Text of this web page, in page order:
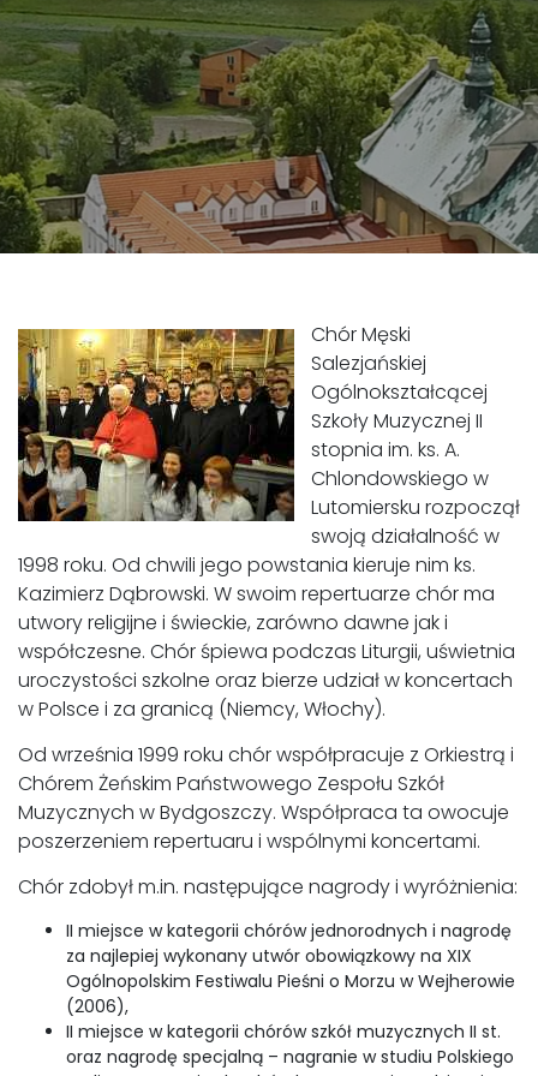
Chór Męski
Salezjańskiej
Ogólnokształcącej
Szkoły Muzycznej II
stopnia im. ks. A.
Chlondowskiego w
Lutomiersku rozpoczął
swoją działalność w
1998 roku. Od chwili jego powstania kieruje nim ks.
Kazimierz Dąbrowski. W swoim repertuarze chór ma
utwory religijne i świeckie, zarówno dawne jak i
współczesne. Chór śpiewa podczas Liturgii, uświetnia
uroczystości szkolne oraz bierze udział w koncertach
w Polsce i za granicą (Niemcy, Włochy).
Od września 1999 roku chór współpracuje z Orkiestrą i
Chórem Żeńskim Państwowego Zespołu Szkół
Muzycznych w Bydgoszczy. Współpraca ta owocuje
poszerzeniem repertuaru i wspólnymi koncertami.
Chór zdobył m.in. następujące nagrody i wyróżnienia:
II miejsce w kategorii chórów jednorodnych i nagrodę
za najlepiej wykonany utwór obowiązkowy na XIX
Ogólnopolskim Festiwalu Pieśni o Morzu w Wejherowie
(2006),
II miejsce w kategorii chórów szkół muzycznych II st.
oraz nagrodę specjalną – nagranie w studiu Polskiego